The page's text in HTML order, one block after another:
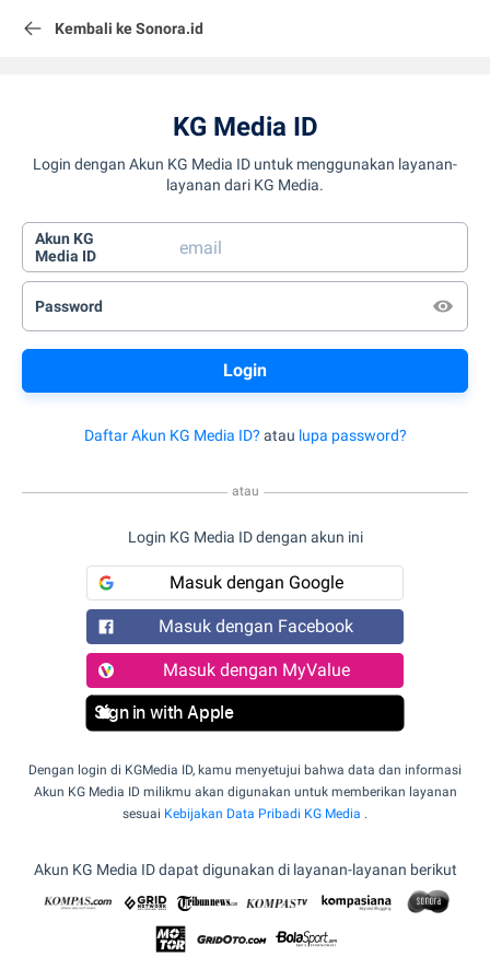
Kembali ke Sonora.id
KG Media ID
Login dengan Akun KG Media ID untuk menggunakan layanan-
layanan dari KG Media.
Akun KG
Media ID
Password
Daftar Akun KG Media ID? atau lupa password?
atau
Login KG Media ID dengan akun ini
Masuk dengan Google
Masuk dengan Facebook
Masuk dengan MyValue
Sign in with Apple
Dengan login di KGMedia ID, kamu menyetujui bahwa data dan informasi
Akun KG Media ID milikmu akan digunakan untuk memberikan layanan
sesuai Kebijakan Data Pribadi KG Media .
Akun KG Media ID dapat digunakan di layanan-layanan berikut